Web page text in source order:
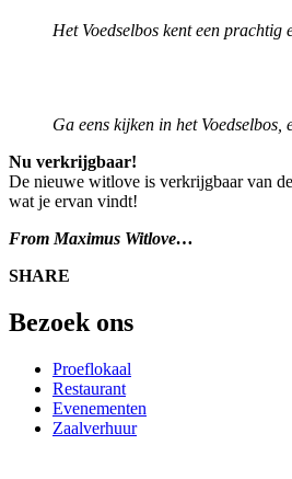
Het Voedselbos kent een prachtig
Ga eens kijken in het Voedselbos,
Nu verkrijgbaar!
De nieuwe witlove is verkrijgbaar van
wat je ervan vindt!
From Maximus Witlove…
SHARE
Bezoek ons
Proeflokaal
Restaurant
Evenementen
Zaalverhuur